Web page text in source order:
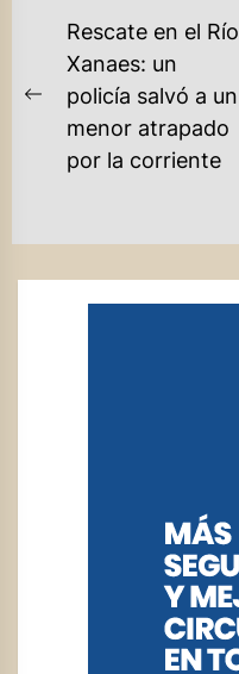
NAVEGACIÓN
ENTRADAS
Previous
post:
Rescate en el Río
Xanaes: un
policía salvó a un
menor atrapado
por la corriente